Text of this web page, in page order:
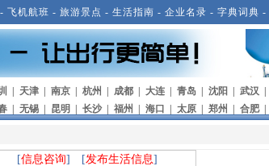
- 飞机航班 - 旅游景点 - 生活指南 - 企业名录 - 字典词典 -
天津 南京 杭州 成都 大连 青岛 沈阳 武汉
无锡 昆明 长沙 福州 海口 太原 郑州 合肥
[信息咨询] [发布生活信息]